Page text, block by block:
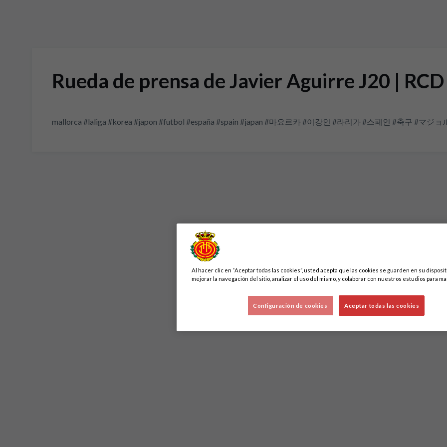
Rueda de prensa de Javier Aguirre J20 |
mallorca #laliga #korea #japon #futbol #españa #spain #japan #마요르카 #이강인 #라리가 #스페인 #축구 #マジョ
Al hacer clic en “Aceptar todas las cookies”, usted acepta que las cookies se guarden en su
mejorar la navegación del sitio, analizar el uso del mismo, y colaborar con nuestros estudios para
Aceptar todas las cookies
Configuración de cookies